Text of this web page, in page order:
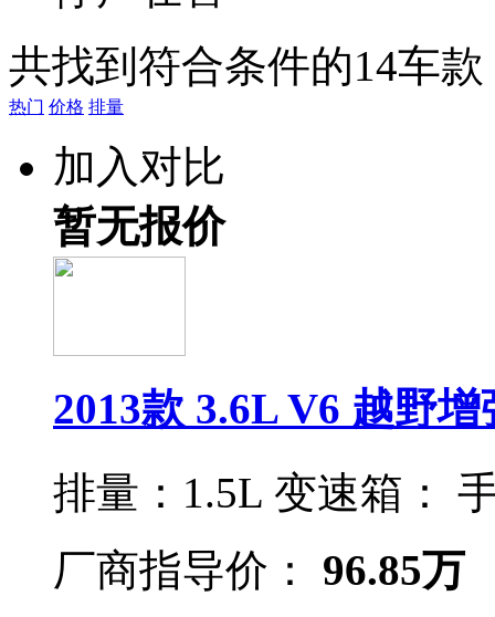
共找到符合条件的14车款
热门 价格 排量
加入对比
暂无报价
2013款 3.6L V6 越野
排量： 1.5L 变速箱：
厂商指导价：
96.85万